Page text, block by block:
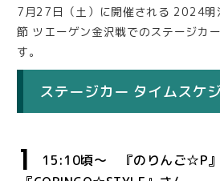
7月27日（土）に開催される 2024
節 ツエーゲン金沢戦でのステージカ
す。
ステージカー タイムスケ
1
15:10頃～ 『のりんご☆P』